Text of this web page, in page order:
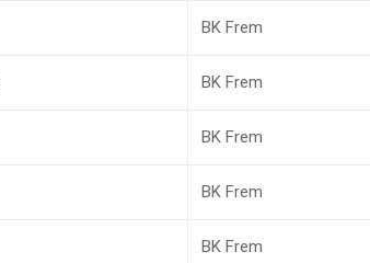
BK Frem
BK Frem
BK Frem
BK Frem
BK Frem